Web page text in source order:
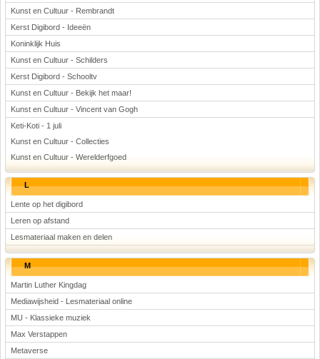
Kunst en Cultuur - Rembrandt
Kerst Digibord - Ideeën
Koninklijk Huis
Kunst en Cultuur - Schilders
Kerst Digibord - Schooltv
Kunst en Cultuur - Bekijk het maar!
Kunst en Cultuur - Vincent van Gogh
Keti-Koti - 1 juli
Kunst en Cultuur - Collecties
Kunst en Cultuur - Werelderfgoed
L
Lente op het digibord
Leren op afstand
Lesmateriaal maken en delen
M
Martin Luther Kingdag
Mediawijsheid - Lesmateriaal online
MU - Klassieke muziek
Max Verstappen
Metaverse